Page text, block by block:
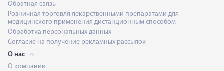
Обратная связь
Розничная торговля лекарственными препаратами для
медицинского применения дистанционным способом
Обработка персональных данных
Согласие на получение рекламных рассылок
О нас
О компании